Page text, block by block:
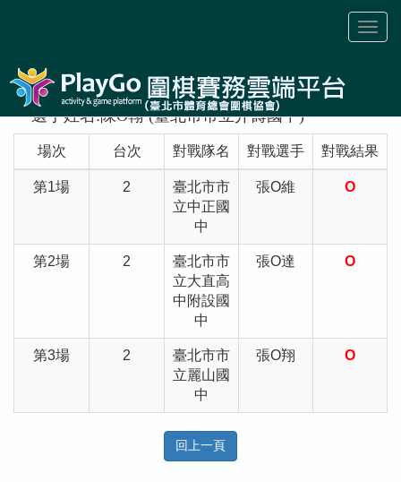
Toggle
選手姓名:陳O翰 (臺北市市立介壽國中)
場次 台次 對戰隊名 對戰選手 對戰結果
第1場 2
臺北市市
立中正國
中
張O維 O
第2場 2
臺北市市
立大直高
中附設國
中
張O達 O
第3場 2
臺北市市
立麗山國
中
張O翔 O
回上一頁